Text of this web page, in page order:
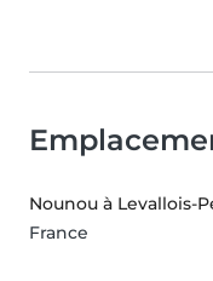
Nounou à Levallois-
France